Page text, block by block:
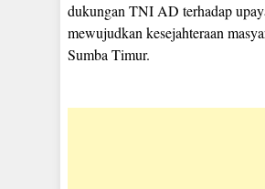
dukungan TNI AD terhadap
mewujudkan kesejahteraan
Sumba Timur.